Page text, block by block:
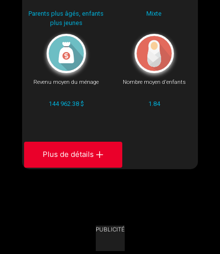
Parents plus âgés, enfants
plus jeunes
Mixte
Revenu moyen du ménage
144 962.38 $
Nombre moyen d'enfants
1.84
Plus de détails
PUBLICITÉ